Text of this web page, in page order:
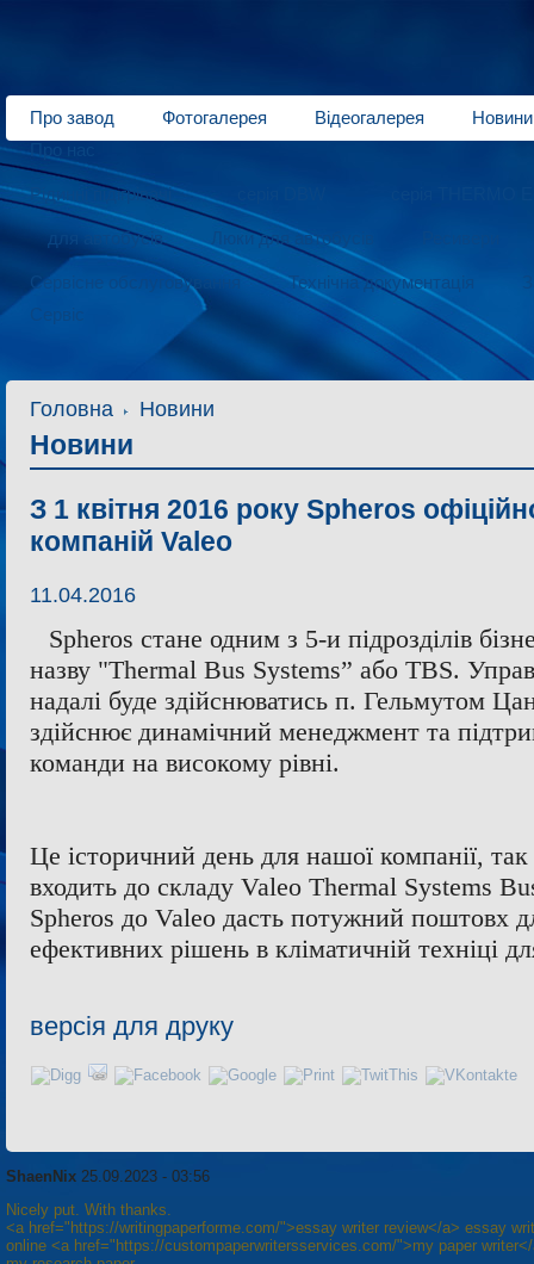
Про завод Фотогалерея
Відеогалерея
Про нас
Новини
Рідинні підігрівачі
для автобусів Люки для автобусів
Сервісне обслуговування Технічна документація
Сервіс
Головна Новини
Новини
З 1 квітня 2016 року Spheros
компаній Valeo
11.04.2016
Spheros стане одним з 5-и підрозділів
назву "Thermal Bus Systems” або TBS.
надалі буде здійснюватись п. Гельмутом
здійснює динамічний менеджмент та
команди на високому рівні.
Це історичний день для нашої компанії, так
входить до складу Valeo Thermal Systems
Spheros до Valeo дасть потужний поштовх
ефективних рішень в кліматичній техніці
версія для друку
ShaenNix 25.09.2023 - 03:56
Nicely put. With thanks.
<a href="https://writingpaperforme.com/">essay writer review</a> essay
online <a href="https://custompaperwritersservices.com/">my paper